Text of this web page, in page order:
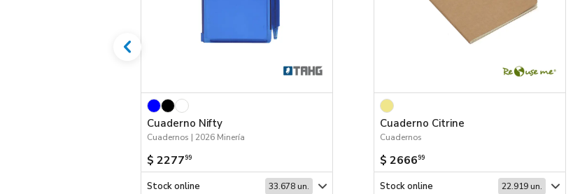
Cuaderno Nifty
Cuadernos | 2026 Minería
$ 227799
Stock online 33.678 un.
Cuaderno Citrine
Cuadernos
$ 266699
Stock online 22.919 un.